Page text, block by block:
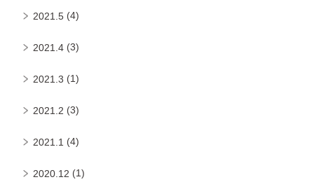
2021.5 (4)
2021.4 (3)
2021.3 (1)
2021.2 (3)
2021.1 (4)
2020.12 (1)